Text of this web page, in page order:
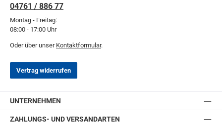
04761 / 886 77
Montag - Freitag:
08:00 - 17:00 Uhr
Oder über unser Kontaktformular.
Vertrag widerrufen
UNTERNEHMEN
ZAHLUNGS- UND VERSANDARTEN